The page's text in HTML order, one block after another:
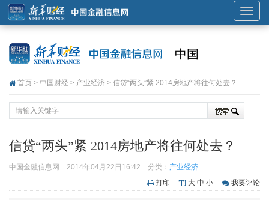
展
开
中国
首页 > 中国财经 > 产业经济 > 信贷“两头”紧 2014房地产将往何处去？
信贷“两头”紧 2014房地产将往何处去？
中国金融信息网 2014年04月22日16:42 分类： 产业经济
打印
大 中 小 我要评论